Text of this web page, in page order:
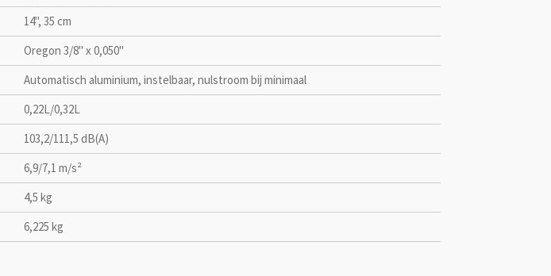
14", 35 cm
Oregon 3/8" x 0,050"
Automatisch aluminium, instelbaar, nulstroom bij minimaal
0,22L/0,32L
103,2/111,5 dB(A)
6,9/7,1 m/s²
4,5 kg
6,225 kg